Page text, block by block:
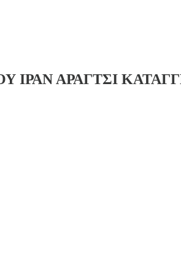
ΙΡΑΝ ΑΡΑΓΤΣΙ